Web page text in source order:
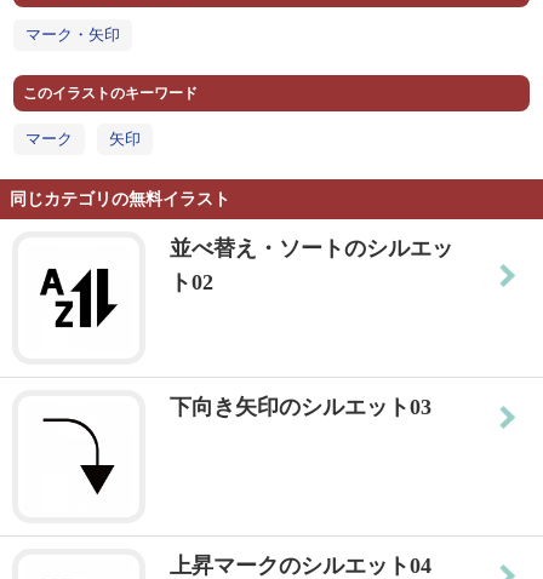
マーク・矢印
このイラストのキーワード
マーク 矢印
同じカテゴリの無料イラスト
並べ替え・ソートのシルエッ
ト02
下向き矢印のシルエット03
上昇マークのシルエット04